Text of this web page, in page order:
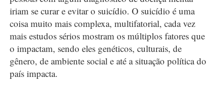
iriam se curar e evitar o suicídio. O suicídio é uma
coisa muito mais complexa, multifatorial, cada vez
mais estudos sérios mostram os múltiplos fatores que
o impactam, sendo eles genéticos, culturais, de
gênero, de ambiente social e até a situação política do
país impacta.